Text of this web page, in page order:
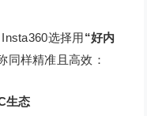
选择用“好内
同样精准且高效：
生态